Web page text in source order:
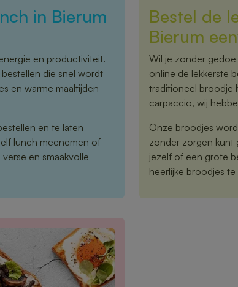
in Bierum
en productiviteit.
die snel wordt
en warme maaltijden –
en te laten
lunch meenemen of
en smaakvolle
Bestel de
Bierum
Wil je zonder
online de lekkerste
traditioneel broodje
carpaccio, wij
Onze broodjes
zonder zorgen kunt
jezelf of een grote
heerlijke broodjes